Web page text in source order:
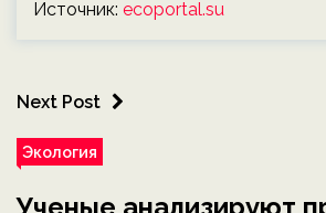
Источник: ecoportal.su
Next Post
Экология